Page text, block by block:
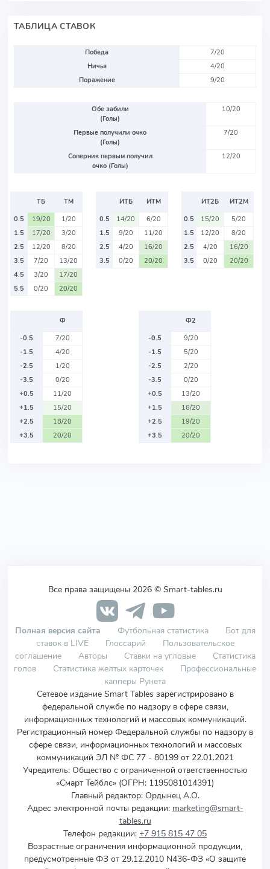
ТАБЛИЦА СТАВОК
Победа
7/20
Ничья
4/20
Поражение
9/20
Обе забили
(Голы)
10/20
Первые получили очко
(Голы)
7/20
Соперник первым получил
очко (Голы)
12/20
ТБ
ТМ
0.5
19/20
1/20
1.5
17/20
3/20
2.5
12/20
8/20
3.5
7/20
13/20
4.5
3/20
17/20
5.5
0/20 20/20
ИТБ
ИТМ
0.5
14/20
6/20
1.5
9/20
11/20
2.5
4/20
16/20
3.5
0/20 20/20
ИТ2Б
ИТ2М
0.5
15/20
5/20
1.5
12/20
8/20
2.5
4/20
16/20
3.5
0/20 20/20
Ф
-0.5
7/20
-1.5
4/20
-2.5
1/20
-3.5
0/20
+0.5
11/20
+1.5
15/20
+2.5
18/20
+3.5
20/20
Ф2
-0.5
9/20
-1.5
5/20
-2.5
2/20
-3.5
0/20
+0.5
13/20
+1.5
16/20
+2.5
19/20
+3.5
20/20
Все права защищены 2026 © Smart-tables.ru
Полная версия сайта Футбольная статистика
Бот для
ставок в LIVE
Глоссарий
Пользовательское
соглашение
Авторы Ставки на угловые
Статистика
голов
Статистика желтых карточек
Профессиональные
капперы Рунета
Сетевое издание Smart Tables зарегистрировано в
федеральной службе по надзору в сфере связи,
информационных технологий и массовых коммуникаций.
Регистрационный номер Федеральной службы по надзору в
сфере связи, информационных технологий и массовых
коммуникаций ЭЛ № ФС 77 - 80199 от 22.01.2021
Учредитель: Общество с ограниченной ответственностью
«Смарт Тейблс» (ОГРН: 1195081014391)
Главный редактор: Ордынец А.О.
Адрес электронной почты редакции: marketing@smart-
tables.ru
Телефон редакции: +7 915 815 47 05
Возрастные ограничения информационной продукции,
предусмотренные ФЗ от 29.12.2010 N436-ФЗ «О защите